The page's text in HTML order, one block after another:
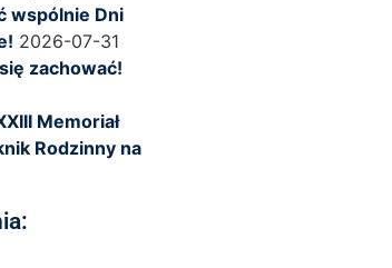
wspólnie Dni
2026-07-31
zachować!
Memoriał
Rodzinny na